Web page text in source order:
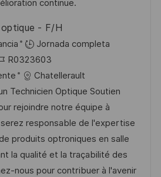
continue.
- F/H
Jornada completa
R0323603
Chatellerault
Technicien Optique Soutien
rejoindre notre équipe à
responsable de l'expertise
produits optroniques en salle
la qualité et la traçabilité des
nous pour contribuer à l'avenir